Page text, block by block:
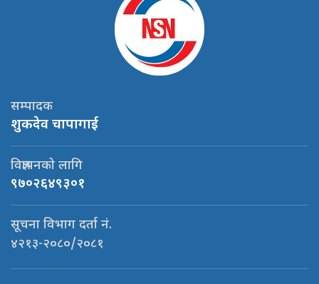
सम्पादक
शुकदेव चापागाई
विज्ञापनको लागि
९७०२६४९३०१
सूचना विभाग दर्ता नं.
४२१३-२०८०/२०८१